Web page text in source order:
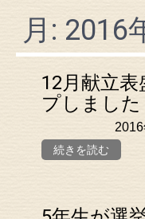
月: 2016
12月献立
プしました
続きを読む